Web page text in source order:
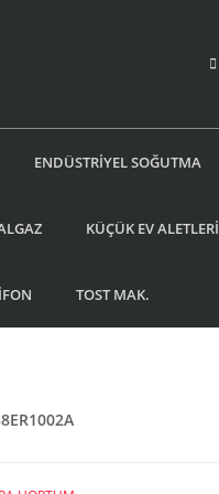
ENDÜSTRİYEL SOĞUTMA
KÜÇÜK EV ALETLERİ
TOST MAK.